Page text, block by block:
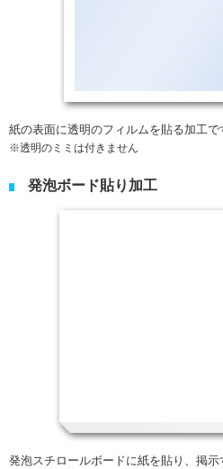
紙の表面に透明のフィルムを貼る加工で
透明のミミは付きません
発泡ボード貼り加工
発泡スチロールボードに紙を貼り、掲示